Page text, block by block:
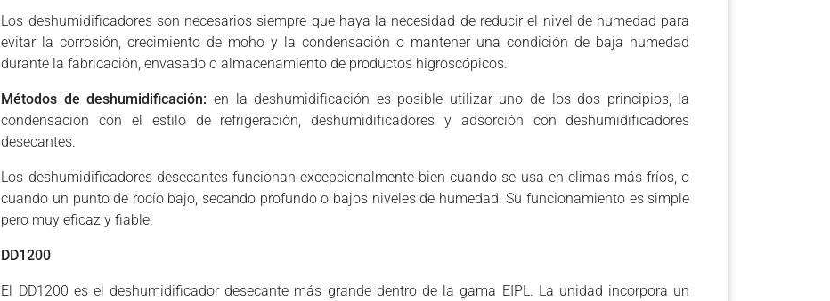
Los deshumidificadores son necesarios siempre que haya la necesidad de reducir el nivel de humedad para
evitar la corrosión, crecimiento de moho y la condensación o mantener una condición de baja humedad
durante la fabricación, envasado o almacenamiento de productos higroscópicos.
Métodos de deshumidificación: en la deshumidificación es posible utilizar uno de los dos principios, la
condensación con el estilo de refrigeración, deshumidificadores y adsorción con deshumidificadores
desecantes.
Los deshumidificadores desecantes funcionan excepcionalmente bien cuando se usa en climas más fríos, o
cuando un punto de rocío bajo, secando profundo o bajos niveles de humedad. Su funcionamiento es simple
pero muy eficaz y fiable.
DD1200
El DD1200 es el deshumidificador desecante más grande dentro de la gama EIPL. La unidad incorpora un